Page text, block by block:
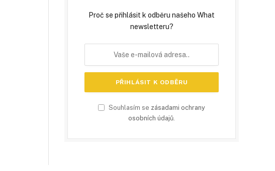
Proč se přihlásit k odběru našeho What
newsletteru?
Souhlasím se zásadami ochrany
osobních údajů